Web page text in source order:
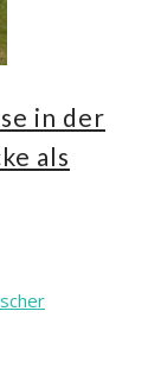
in der
als